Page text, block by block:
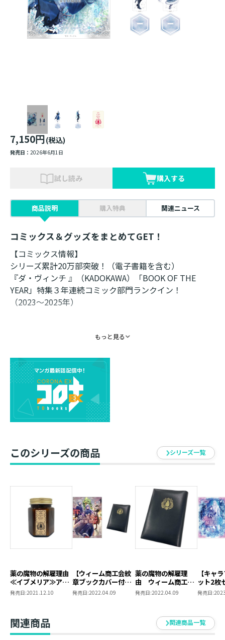
7,150円(税込)
発売日： 2026年6月1日
試し読み 購入する
商品説明 購入特典 関連ニュース
コミックス＆グッズをまとめてGET！
【コミックス情報】
シリーズ累計20万部突破！（電子書籍を含む）
『ダ・ヴィンチ 』（KADOKAWA）「BOOK OF THE
YEAR」特集３年連続コミック部門ランクイン！
（2023〜2025年）
ディノと賑やかな日々を過ごすうちに、自分にとって大
事なものに気づいていき――
祝祭美食な日常の中、時に切なく、時に大惨事（？）が
紡がれる異種婚姻ファンタジー！
待望のコミカライズ第４巻！
太陽の光を好まない雨と霧の街アルビクロム。
収する任務にあたっていた。
しかしその最中、ディノが黒煙の魔物にケガを負わされ
てしまう。
『黒煙への仕返し』として、ネアは自らの声を使った魔
物狩りを試みて――
手に入れる、異種婚姻ファンタジー第４巻！
【アクリルスタンド情報】
大好評のアクリルスタンドから第2弾が登場！
もっと見る
このシリーズの商品 シリーズ一覧
薬の魔物の解雇理由
≪イブメリア≫アロ
マキャンドル
発売日:2021.12.10
【ウィーム商工会紋
章ブックカバー付
き】薬の魔物の解雇
理由2
発売日:2022.04.09
薬の魔物の解雇理
由 ウィーム商工会
紋章ブックカバー
発売日:2022.04.09
【キャ
ット2枚
き】薬
理由＠
ス）
発売日:
関連商品 関連商品一覧